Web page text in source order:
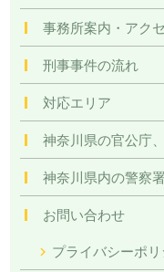
事務所案内・アク
刑事事件の流れ
対応エリア
神奈川県の官公庁
神奈川県内の警察
お問い合わせ
プライバシーポ